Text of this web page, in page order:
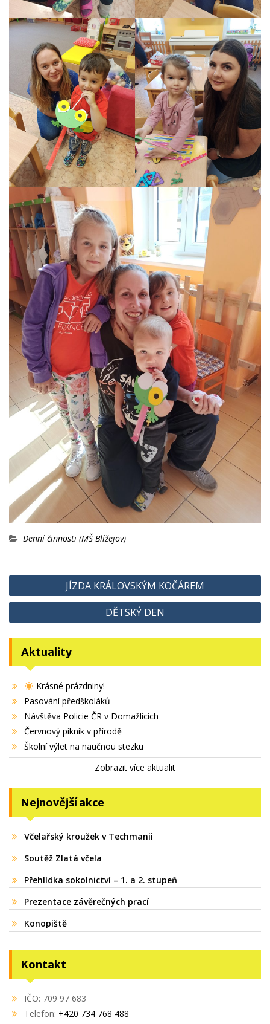
Denní činnosti (MŠ Blížejov)
Navigace
pro
JÍZDA KRÁLOVSKÝM KOČÁREM
DĚTSKÝ DEN
Aktuality
Krásné prázdniny!
Pasování předškoláků
Návštěva Policie ČR v Domažlicích
Červnový piknik v přírodě
Školní výlet na naučnou stezku
Zobrazit více aktualit
Nejnovější akce
Včelařský kroužek v Techmanii
Soutěž Zlatá včela
Přehlídka sokolnictví – 1. a 2. stupeň
Prezentace závěrečných prací
Konopiště
Kontakt
IČO: 709 97 683
Telefon: +420 734 768 488